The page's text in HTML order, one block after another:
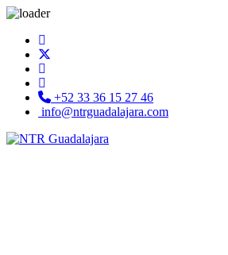
+52 33 36 15 27 46
info@ntrguadalajara.com